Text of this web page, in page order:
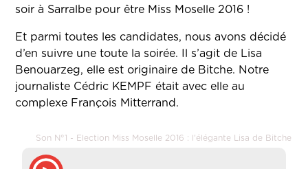
soir à Sarralbe pour être Miss Moselle 2016 !
Et parmi toutes les candidates, nous avons décidé
d’en suivre une toute la soirée. Il s’agit de Lisa
Benouarzeg, elle est originaire de Bitche. Notre
journaliste Cédric KEMPF était avec elle au
complexe François Mitterrand.
Son N°1 - Election Miss Moselle 2016 : l'élégante Lisa de Bitche